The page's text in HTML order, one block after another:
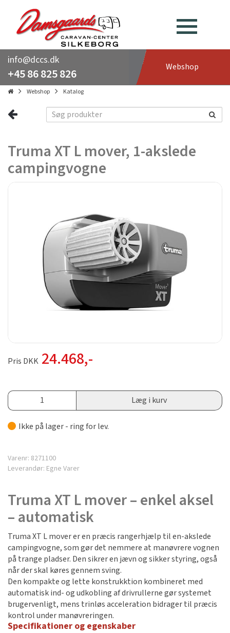
info@dccs.dk
+45 86 825 826 Webshop
Webshop Katalog
Truma XT L mover, 1-akslede
campingvogne
Pris DKK 24.468,-
Læg i kurv
Ikke på lager - ring for lev.
Varenr: 8271100
Leverandør: Egne Varer
Truma XT L mover – enkel aksel
– automatisk
Truma XT L mover er en præcis rangerhjælp til en-akslede
campingvogne, som gør det nemmere at manøvrere vognen
på trange pladser. Den sikrer en jævn og sikker styring, også
når der skal køres gennem sving.
Den kompakte og lette konstrukktion kombineret med
automatisk ind- og udkobling af drivrullerne gør systemet
brugervenligt, mens trinløs acceleration bidrager til præcis
kontrol under manøvreringen.
Specifikationer og egenskaber